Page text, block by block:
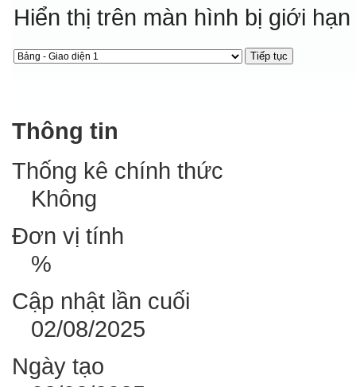
Hiển thị trên màn hình bị giới
Thông tin
Thống kê chính thức
Không
Đơn vị tính
%
Cập nhật lần cuối
02/08/2025
Ngày tạo